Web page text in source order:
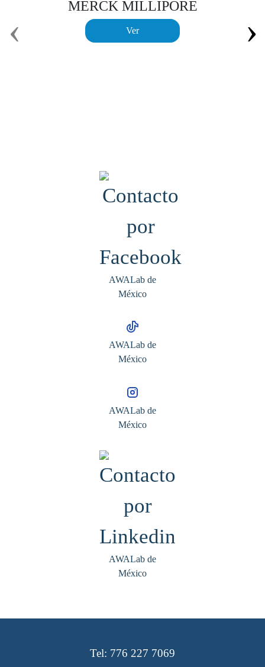
MERCK MILLIPORE
Ver
‹ ›
AWALab de
México
AWALab de
México
AWALab de
México
AWALab de
México
Tel: 776 227 7069